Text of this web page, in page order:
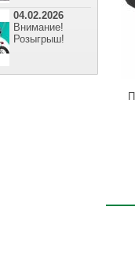
04.02.2026
Внимание!
Розыгрыш!